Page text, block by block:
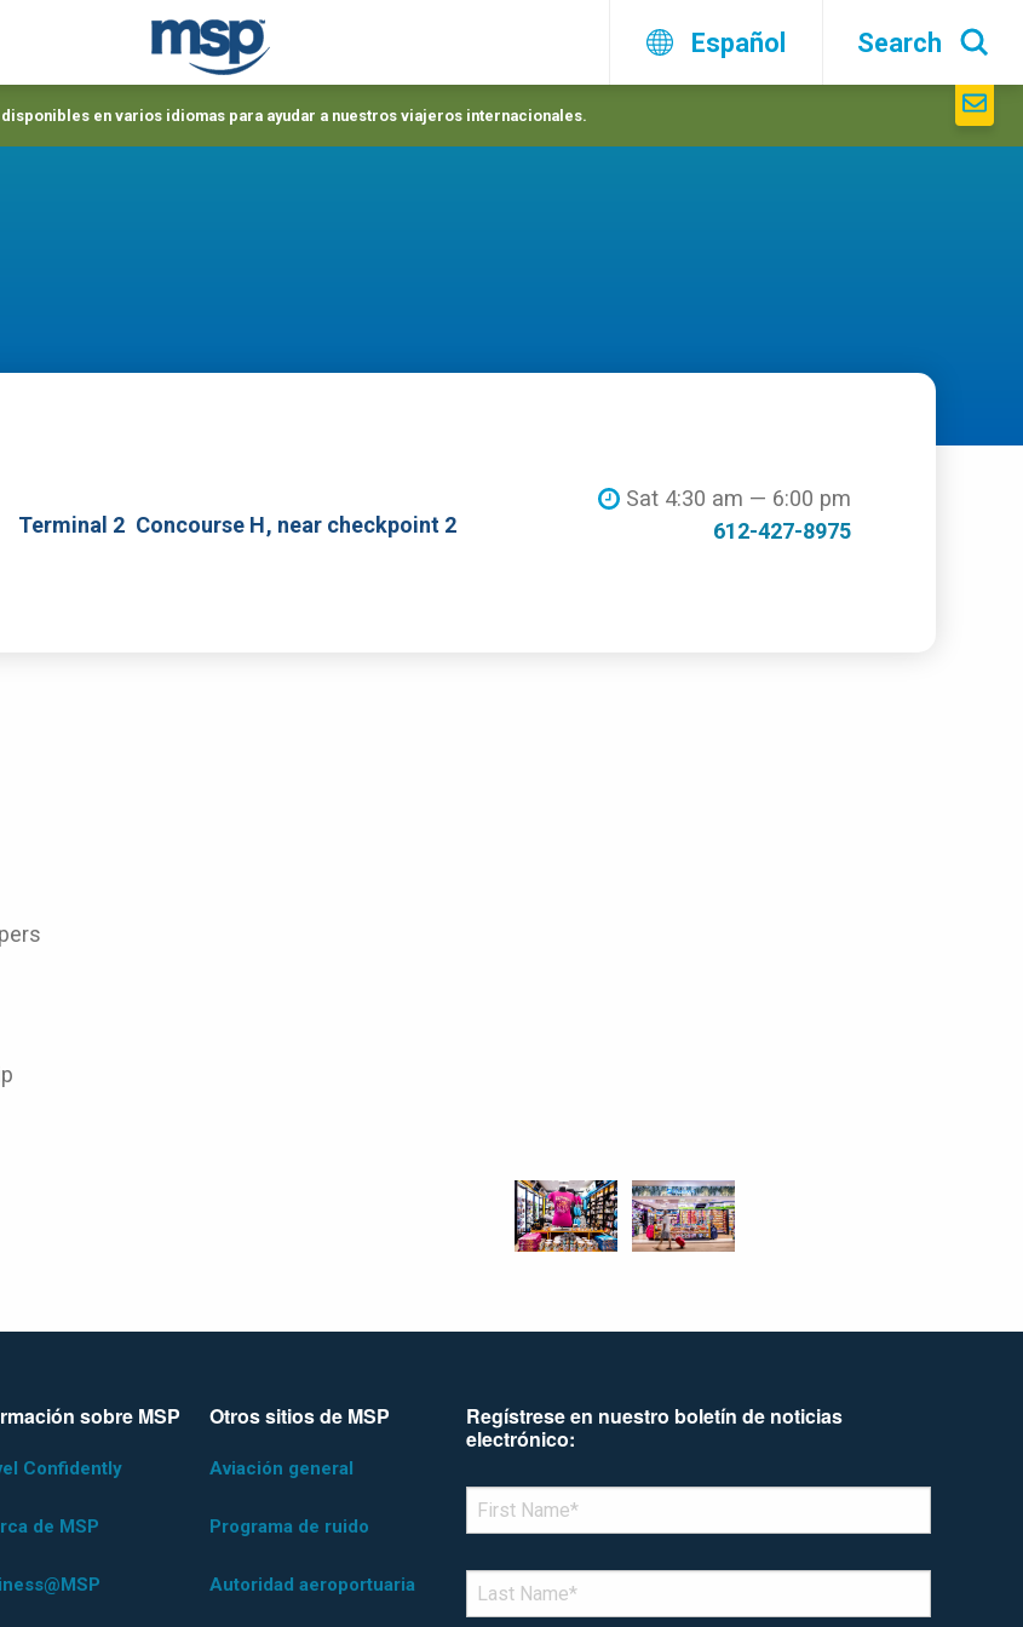
Español Search
disponibles en varios idiomas para ayudar a nuestros viajeros internacionales.
Terminal 2 Concourse H, near checkpoint 2
Sat 4:30 am — 6:00 pm
612-427-8975
sobre MSP
Confidently
de MSP
Otros sitios de MSP
Aviación general
Programa de ruido
Autoridad aeroportuaria
Regístrese en nuestro boletín de noticias
electrónico:
FIRST NAME
LAST NAME*